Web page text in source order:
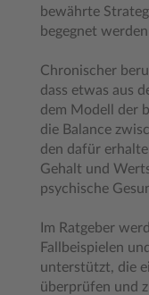
bewährte
begegnet
Chronischer
dass etwas aus
dem Modell der
die Balance
den dafür
Gehalt und
psychische
Im Ratgeber
Fallbeispielen
unterstützt, die
überprüfen und